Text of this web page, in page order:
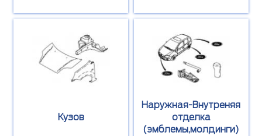
Кузов
Наружная-Внутреняя
отделка
(эмблемы,молдинги)